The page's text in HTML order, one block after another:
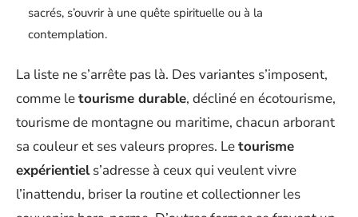
sacrés, s’ouvrir à une quête spirituelle ou à la
contemplation.
La liste ne s’arrête pas là. Des variantes s’imposent,
comme letourisme durable, décliné en écotourisme,
tourisme de montagne ou maritime, chacun arborant
sa couleur et ses valeurs propres. Letourisme
expérientiels’adresse à ceux qui veulent vivre
l’inattendu, briser la routine et collectionner les